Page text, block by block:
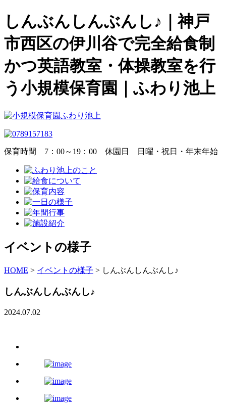
しんぶんしんぶんし♪｜神戸
市西区の伊川谷で完全給食制
かつ英語教室・体操教室を行
う小規模保育園｜ふわり池上
保育時間 7：00～19：00 休園日 日曜・祝日・年末年始
イベントの様子
HOME > イベントの様子 > しんぶんしんぶんし♪
しんぶんしんぶんし♪
2024.07.02